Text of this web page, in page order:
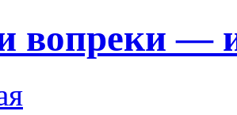
вопреки —